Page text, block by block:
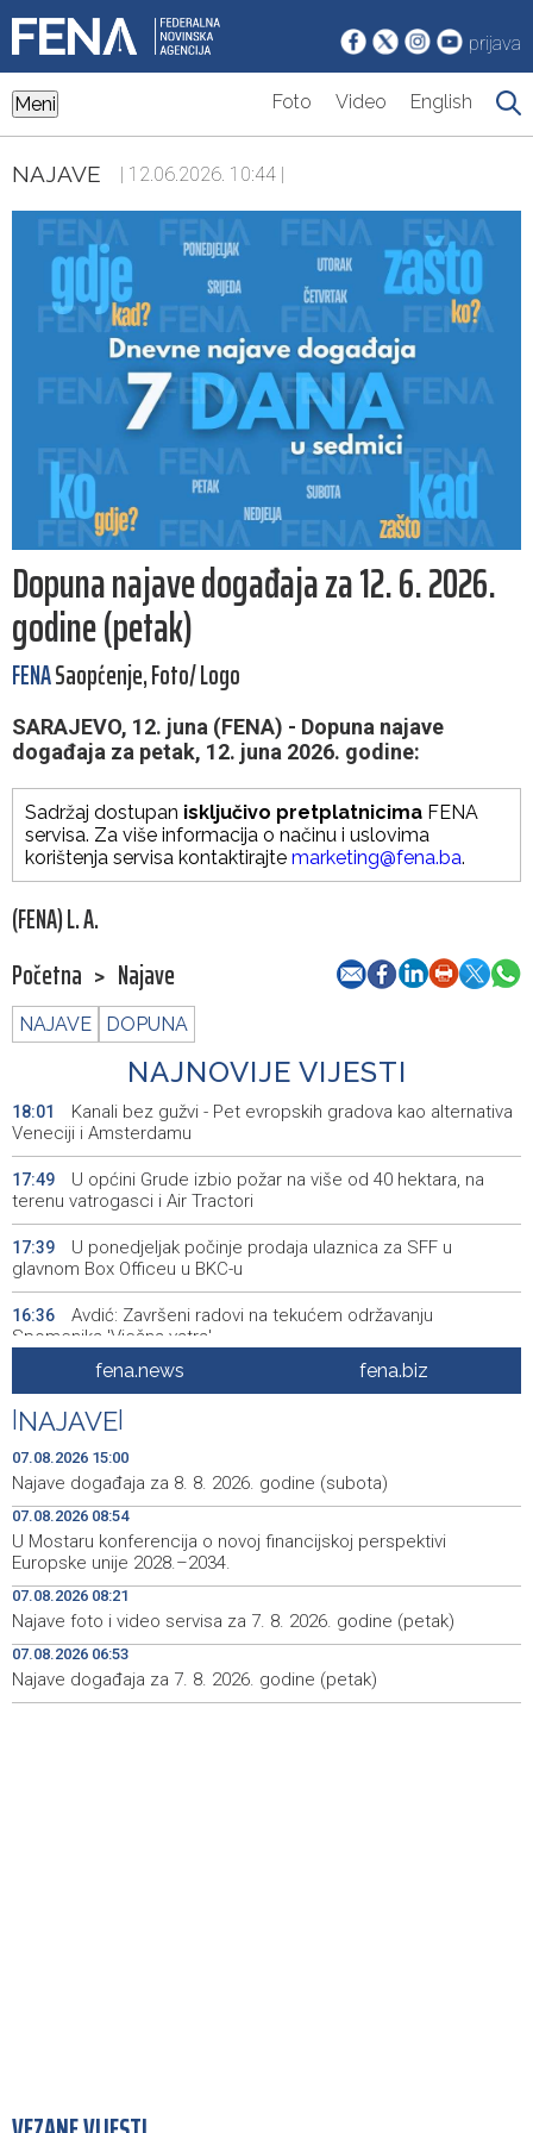
prijava
Meni Foto Video English
NAJAVE | 12.06.2026. 10:44 |
Dopuna najave događaja za 12. 6. 2026.
godine (petak)
FENASaopćenje, Foto/ Logo
SARAJEVO, 12. juna (FENA) - Dopuna najave
događaja za petak, 12. juna 2026. godine:
Sadržaj dostupan isključivo pretplatnicima FENA
servisa. Za više informacija o načinu i uslovima
korištenja servisa kontaktirajte marketing@fena.ba.
(FENA) L. A.
Početna > Najave
NAJAVE DOPUNA
NAJNOVIJE VIJESTI
18:01
Kanali bez gužvi - Pet evropskih gradova kao alternativa
Veneciji i Amsterdamu
17:49
U općini Grude izbio požar na više od 40 hektara, na
terenu vatrogasci i Air Tractori
17:39
U ponedjeljak počinje prodaja ulaznica za SFF u
glavnom Box Officeu u BKC-u
16:36
Avdić: Završeni radovi na tekućem održavanju
Spomenika 'Vječna vatra'
Dva Air Tractora gase požar u Konjicu, u subotu stiže i
treći
15:58
Meta kažnjena sa dodatnih 567 miliona dolara zbog
ugrožavanja sigurnosti djece
15:52
Privredna Banka Sarajevo ušla u sastav indeksa SASX-
10 umjesto Rudnika Soli Tuzla
15:46
Oko 150 izlagača stiže u Gradačac na 53. Međunarodni
15:44
Španija postavila ultimatum Italiji da ukine granične
kontrole
fena.news fena.biz
NAJAVE
07.08.2026 15:00
Najave događaja za 8. 8. 2026. godine (subota)
07.08.2026 08:54
U Mostaru konferencija o novoj financijskoj perspektivi
Europske unije 2028.–2034.
07.08.2026 08:21
Najave foto i video servisa za 7. 8. 2026. godine (petak)
07.08.2026 06:53
Najave događaja za 7. 8. 2026. godine (petak)